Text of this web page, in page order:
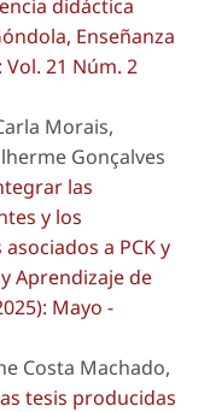
didáctica
Enseñanza
21 Núm. 2
Morais,
Gonçalves
las
y los
a PCK y
Aprendizaje de
Mayo -
Costa Machado,
tesis producidas